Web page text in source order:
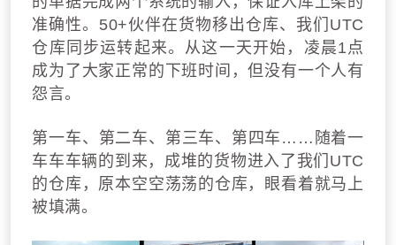
准确性。50+伙伴在货物移出仓库、我们UTC
仓库同步运转起来。从这一天开始，凌晨1点
成为了大家正常的下班时间，但没有一个人有
怨言。
第一车、第二车、第三车、第四车……随着一
车车车辆的到来，成堆的货物进入了我们UTC
的仓库，原本空空荡荡的仓库，眼看着就马上
被填满。